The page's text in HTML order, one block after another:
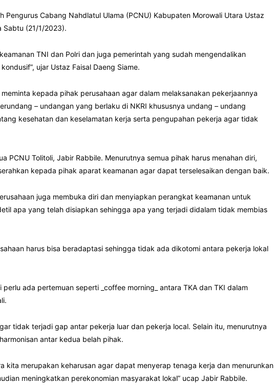
Pengurus Cabang Nahdlatul Ulama (PCNU) Kabupaten Morowali Utara Ustaz
Sabtu (21/1/2023).
TNI dan Polri dan juga pemerintah yang sudah mengendalikan
ujar Ustaz Faisal Daeng Siame.
kepada pihak perusahaan agar dalam melaksanakan pekerjaannya
– undangan yang berlaku di NKRI khususnya undang – undang
kesehatan dan keselamatan kerja serta pengupahan pekerja agar tidak
PCNU Tolitoli, Jabir Rabbile. Menurutnya semua pihak harus menahan diri,
kepada pihak aparat keamanan agar dapat terselesaikan dengan baik.
juga membuka diri dan menyiapkan perangkat keamanan untuk
apa yang telah disiapkan sehingga apa yang terjadi didalam tidak membias
harus bisa beradaptasi sehingga tidak ada dikotomi antara pekerja lokal
ada pertemuan seperti _coffee morning_ antara TKA dan TKI dalam
tidak terjadi gap antar pekerja luar dan pekerja local. Selain itu, menurutnya
antar kedua belah pihak.
kita merupakan keharusan agar dapat menyerap tenaga kerja dan menurunkan
meningkatkan perekonomian masyarakat lokal” ucap Jabir Rabbile.